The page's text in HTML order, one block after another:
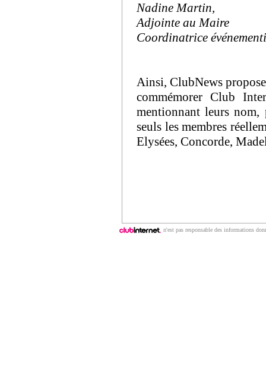
Nadine Martin,
Adjointe au Maire
Coordinatrice
Ainsi, ClubNews
commémorer Club
mentionnant leurs nom,
seuls les membres
Elysées, Concorde,
n'est pas responsable des informations